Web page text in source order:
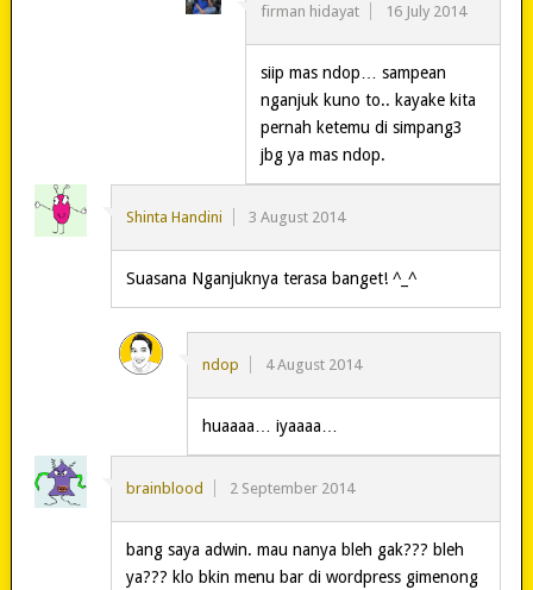
firman hidayat 16 July 2014
siip mas ndop… sampean
nganjuk kuno to.. kayake kita
pernah ketemu di simpang3
jbg ya mas ndop.
Shinta Handini 3 August 2014
Suasana Nganjuknya terasa banget! ^_^
ndop 4 August 2014
huaaaa… iyaaaa…
brainblood 2 September 2014
bang saya adwin. mau nanya bleh gak??? bleh
ya??? klo bkin menu bar di wordpress gimenong